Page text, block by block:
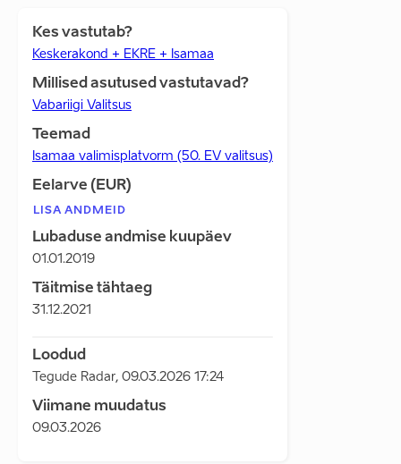
Kes vastutab?
Keskerakond + EKRE + Isamaa
Millised asutused vastutavad?
Vabariigi Valitsus
Teemad
Isamaa valimisplatvorm (50. EV valitsus)
Eelarve (EUR)
LISA ANDMEID
Lubaduse andmise kuupäev
01.01.2019
Täitmise tähtaeg
31.12.2021
Loodud
Tegude Radar, 09.03.2026 17:24
Viimane muudatus
09.03.2026